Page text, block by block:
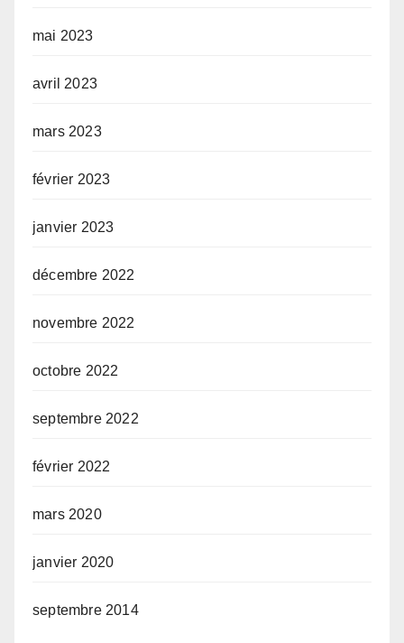
mai 2023
avril 2023
mars 2023
février 2023
janvier 2023
décembre 2022
novembre 2022
octobre 2022
septembre 2022
février 2022
mars 2020
janvier 2020
septembre 2014